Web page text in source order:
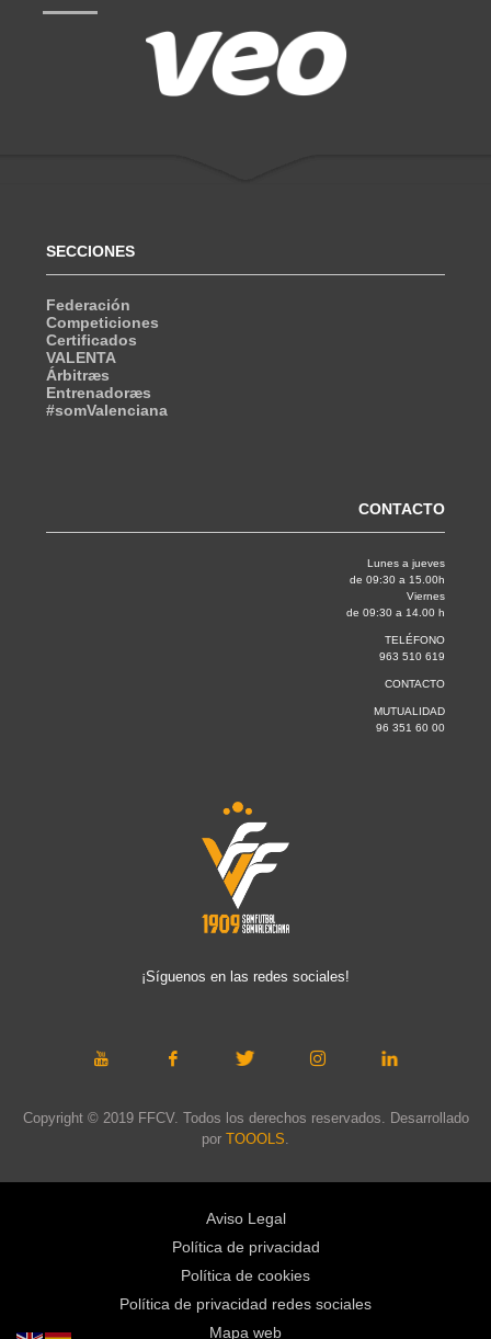
SECCIONES
Federación
Competiciones
Certificados
VALENTA
Árbitræs
Entrenadoræs
#somValenciana
CONTACTO
Lunes a jueves
de 09:30 a 15.00h
Viernes
de 09:30 a 14.00 h
TELÉFONO
963 510 619
CONTACTO
MUTUALIDAD
96 351 60 00
¡Síguenos en las redes sociales!
Copyright © 2019 FFCV. Todos los derechos reservados. Desarrollado
por TOOOLS.
Aviso Legal
Política de privacidad
Política de cookies
Política de privacidad redes sociales
Mapa web